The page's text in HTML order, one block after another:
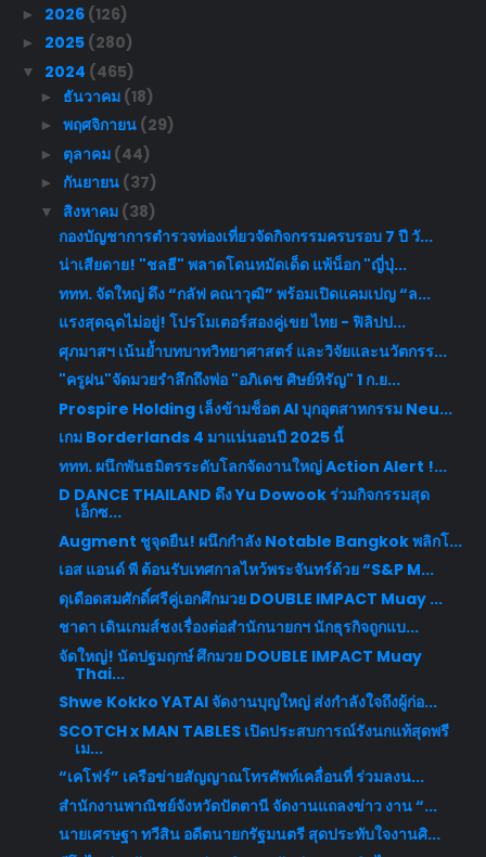
► 2026 (126)
► 2025 (280)
▼ 2024 (465)
► ธันวาคม (18)
► พฤศจิกายน (29)
► ตุลาคม (44)
► กันยายน (37)
▼ สิงหาคม (38)
กองบัญชาการตำรวจท่องเที่ยวจัดกิจกรรมครบรอบ 7 ปี วั...
น่าเสียดาย! "ชลธี" พลาดโดนหมัดเด็ด แพ้น็อก "ญี่ปุ่...
ททท. จัดใหญ่ ดึง “กลัฟ คณาวุฒิ” พร้อมเปิดแคมเปญ “ล...
แรงสุดฉุดไม่อยู่! โปรโมเตอร์สองคู่เขย ไทย - ฟิลิปป...
ศุภมาสฯ เน้นย้ำบทบาทวิทยาศาสตร์ และวิจัยและนวัตกรร...
"ครูฝน"จัดมวยรำลึกถึงพ่อ "อภิเดช ศิษย์หิรัญ" 1 ก.ย...
Prospire Holding เล็งข้ามช็อต AI บุกอุตสาหกรรม Neu...
เกม Borderlands 4 มาแน่นอนปี 2025 นี้
ททท. ผนึกพันธมิตรระดับโลกจัดงานใหญ่ Action Alert !...
D DANCE THAILAND ดึง Yu Dowook ร่วมกิจกรรมสุด
เอ็กซ...
Augment ชูจุดยืน! ผนึกกำลัง Notable Bangkok พลิกโ...
เอส แอนด์ พี ต้อนรับเทศกาลไหว้พระจันทร์ด้วย “S&P M...
ดุเดือดสมศักดิ์ศรีคู่เอกศึกมวย DOUBLE IMPACT Muay ...
ชาดา เดินเกมส์ชงเรื่องต่อสำนักนายกฯ นักธุรกิจถูกแบ...
จัดใหญ่! นัดปฐมฤกษ์ ศึกมวย DOUBLE IMPACT Muay
Thai...
Shwe Kokko YATAI จัดงานบุญใหญ่ ส่งกำลังใจถึงผู้ก่อ...
SCOTCH x MAN TABLES เปิดประสบการณ์รังนกแท้สุดพรี
เม...
“เคโฟร์” เครือข่ายสัญญาณโทรศัพท์เคลื่อนที่ ร่วมลงน...
สำนักงานพาณิชย์จังหวัดปัตตานี จัดงานแถลงข่าว งาน “...
นายเศรษฐา ทวีสิน อดีตนายกรัฐมนตรี สุดประทับใจงานศิ...